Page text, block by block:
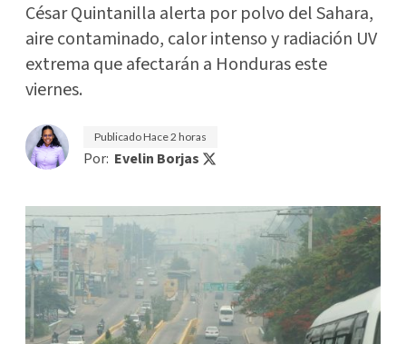
César Quintanilla alerta por polvo del Sahara,
aire contaminado, calor intenso y radiación UV
extrema que afectarán a Honduras este
viernes.
PublicadoHace 2 horas
Por: Evelin Borjas